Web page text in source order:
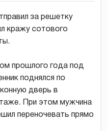
за решетку
кражу сотового
прошлого года под
поднялся по
дверь в
При этом мужчина
переночевать прямо